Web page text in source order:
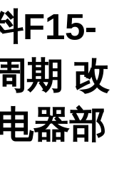
F15-
期 改
器部